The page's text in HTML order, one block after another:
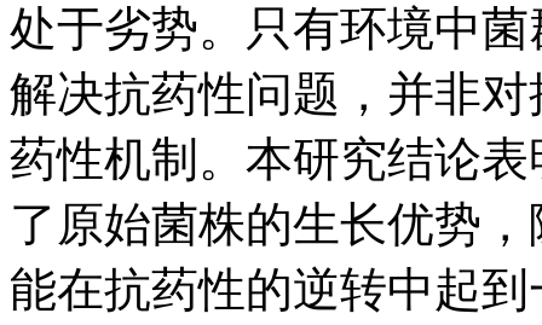
处于劣势。只有环境中
解决抗药性问题，并非
药性机制。本研究结论
了原始菌株的生长优势
能在抗药性的逆转中起